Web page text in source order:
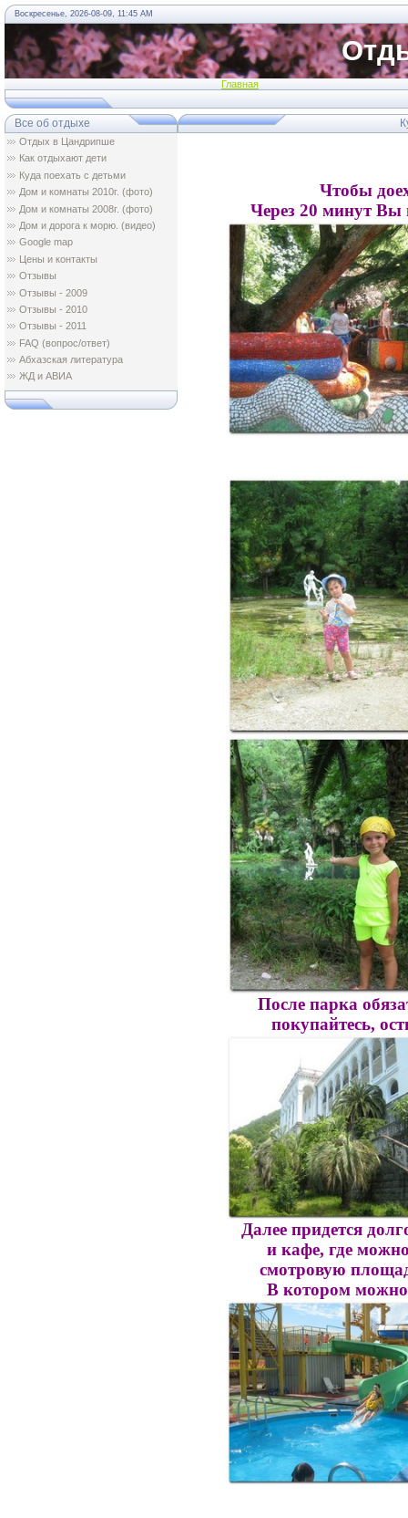
Воскресенье, 2026-08-09, 11:45 AM
Главная
Все об отдыхе
Отдых в Цандрипше
Как отдыхают дети
Куда поехать с детьми
Дом и комнаты 2010г. (фото)
Дом и комнаты 2008г. (фото)
Дом и дорога к морю. (видео)
Google map
Цены и контакты
Отзывы
Oтзывы - 2009
Oтзывы - 2010
Oтзывы - 2011
FAQ (вопрос/ответ)
Абхазская литература
ЖД и АВИА
Чтобы
Через 20 минут Вы
После парка
покупайтесь,
Далее придется
и кафе, где
смотровую
В котором можно